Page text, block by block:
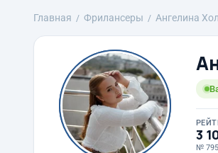
Главная Фрилансеры Ангелина
3
№ 795